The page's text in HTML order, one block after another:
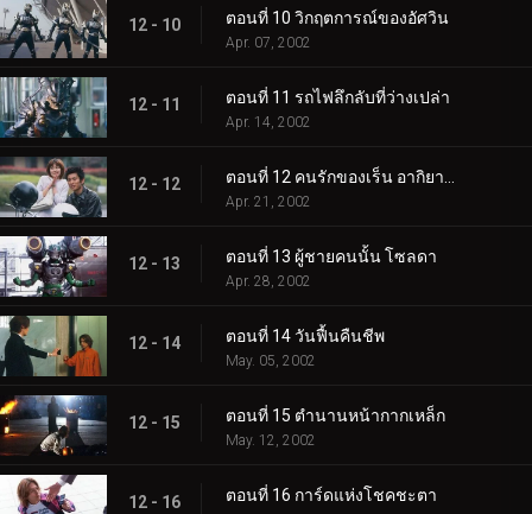
12 - 10 ตอนที่ 10 วิกฤตการณ์ของอัศวิน
Apr. 07, 2002
12 - 11 ตอนที่ 11 รถไฟลึกลับที่ว่างเปล่า
Apr. 14, 2002
12 - 12
Apr. 21, 2002
12 - 13 ตอนที่ 13 ผู้ชายคนนั้น โซลดา
Apr. 28, 2002
12 - 14 ตอนที่ 14 วันฟื้นคืนชีพ
May. 05, 2002
12 - 15 ตอนที่ 15 ตำนานหน้ากากเหล็ก
May. 12, 2002
12 - 16 ตอนที่ 16 การ์ดแห่งโชคชะตา